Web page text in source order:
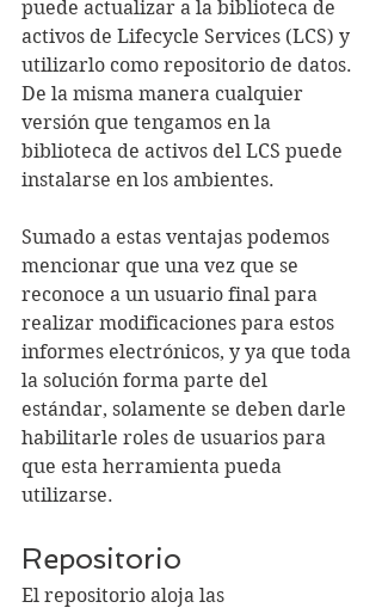
puede actualizar a la biblioteca de
activos de Lifecycle Services (LCS) y
utilizarlo como repositorio de datos.
De la misma manera cualquier
versión que tengamos en la
biblioteca de activos del LCS puede
instalarse en los ambientes.
Sumado a estas ventajas podemos
mencionar que una vez que se
reconoce a un usuario final para
realizar modificaciones para estos
informes electrónicos, y ya que toda
la solución forma parte del
estándar, solamente se deben darle
habilitarle roles de usuarios para
que esta herramienta pueda
utilizarse.
Repositorio
El repositorio aloja las